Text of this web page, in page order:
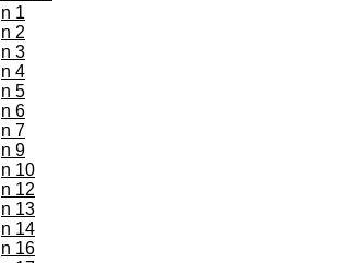
1
2
3
4
5
6
7
9
10
12
13
14
16